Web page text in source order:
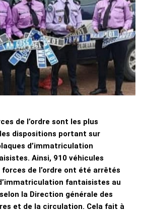
de l’ordre sont les plus
dispositions portant sur
d’immatriculation
Ainsi, 910 véhicules
de l’ordre ont été arrêtés
fantaisistes au
la Direction générale des
et de la circulation. Cela fait à